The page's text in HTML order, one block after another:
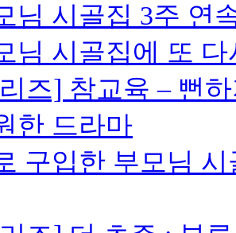
님 시골집 3주 연
님 시골집에 또
즈] 참교육 – 뻔
한 드라마
구입한 부모님 시